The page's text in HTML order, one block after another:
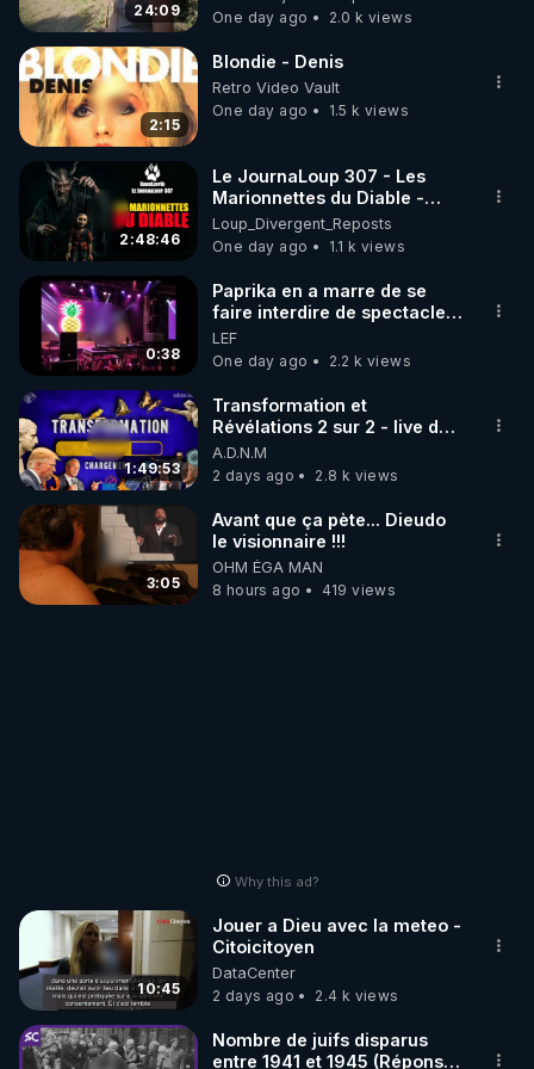
code : REGENERE10
▶ 30 jours gratuit sur l’application de méditation et
de bien-être ENVOL :
Rendez-vous sur https://www.envol.app/code
le code : REGENERE
24:09
Bretagne
One day ago
2.0 k views
2:15
Blondie - Denis
Retro Video Vault
One day ago
1.5 k views
2:48:46
Le JournaLoup 307 - Les
Marionnettes du Diable -
Loup Divergent 2026.08.07
Loup_Divergent_Reposts
One day ago
1.1 k views
0:38
Paprika en a marre de se
faire interdire de spectacle.
Elle décide donc de devenir
DJ !
LEF
One day ago
2.2 k views
1:49:53
Transformation et
Révélations 2 sur 2 - live du
07/08/26
A.D.N.M
2 days ago
2.8 k views
3:05
Avant que ça pète... Dieudo
le visionnaire !!!
OHM ÉGA MAN
8 hours ago
419 views
Why this ad?
10:45
Jouer a Dieu avec la meteo -
Citoicitoyen
DataCenter
2 days ago
2.4 k views
Nombre de juifs disparus
entre 1941 et 1945 (Réponse